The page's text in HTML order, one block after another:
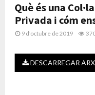
Què és una
Privada i cóm
9 d'octubre de 2019
DESCARREGAR